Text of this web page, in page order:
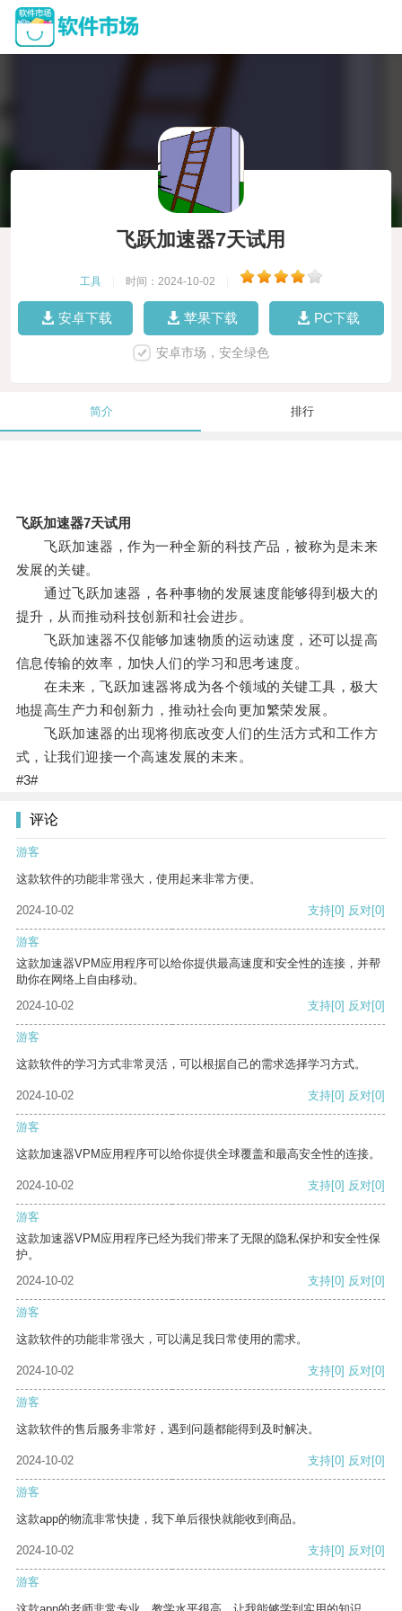
飞跃加速器7天试用
工具 时间：2024-10-02
安卓下载 苹果下载 PC下载
安卓市场，安全绿色
简介 排行
飞跃加速器7天试用
飞跃加速器，作为一种全新的科技产品，被称为是未来
发展的关键。
通过飞跃加速器，各种事物的发展速度能够得到极大的
提升，从而推动科技创新和社会进步。
飞跃加速器不仅能够加速物质的运动速度，还可以提高
信息传输的效率，加快人们的学习和思考速度。
在未来，飞跃加速器将成为各个领域的关键工具，极大
地提高生产力和创新力，推动社会向更加繁荣发展。
飞跃加速器的出现将彻底改变人们的生活方式和工作方
式，让我们迎接一个高速发展的未来。
#3#
评论
游客
这款软件的功能非常强大，使用起来非常方便。
2024-10-02 支持[0] 反对[0]
游客
这款加速器VPM应用程序可以给你提供最高速度和安全性的连接，并帮
助你在网络上自由移动。
2024-10-02
支持[0] 反对[0]
游客
这款软件的学习方式非常灵活，可以根据自己的需求选择学习方式。
2024-10-02 支持[0] 反对[0]
游客
这款加速器VPM应用程序可以给你提供全球覆盖和最高安全性的连接。
2024-10-02 支持[0] 反对[0]
游客
这款加速器VPM应用程序已经为我们带来了无限的隐私保护和安全性保
护。
2024-10-02
支持[0] 反对[0]
游客
这款软件的功能非常强大，可以满足我日常使用的需求。
2024-10-02 支持[0] 反对[0]
游客
这款软件的售后服务非常好，遇到问题都能得到及时解决。
2024-10-02 支持[0] 反对[0]
游客
这款app的物流非常快捷，我下单后很快就能收到商品。
2024-10-02 支持[0] 反对[0]
游客